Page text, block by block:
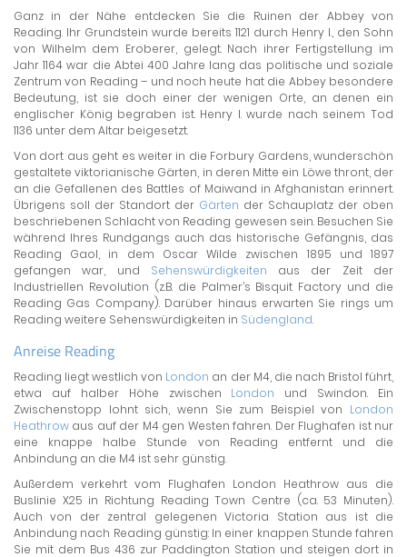
Ganz in der Nähe entdecken Sie die Ruinen der Abbey von
Reading. Ihr Grundstein wurde bereits 1121 durch Henry I., den Sohn
von Wilhelm dem Eroberer, gelegt. Nach ihrer Fertigstellung im
Jahr 1164 war die Abtei 400 Jahre lang das politische und soziale
Zentrum von Reading – und noch heute hat die Abbey besondere
Bedeutung, ist sie doch einer der wenigen Orte, an denen ein
englischer König begraben ist. Henry I. wurde nach seinem Tod
1136 unter dem Altar beigesetzt.
Von dort aus geht es weiter in die Forbury Gardens, wunderschön
gestaltete viktorianische Gärten, in deren Mitte ein Löwe thront, der
an die Gefallenen des Battles of Maiwand in Afghanistan erinnert.
Übrigens soll der Standort der Gärten der Schauplatz der oben
beschriebenen Schlacht von Reading gewesen sein. Besuchen Sie
während Ihres Rundgangs auch das historische Gefängnis, das
Reading Gaol, in dem Oscar Wilde zwischen 1895 und 1897
gefangen war, und Sehenswürdigkeiten aus der Zeit der
Industriellen Revolution (z.B. die Palmer’s Bisquit Factory und die
Reading Gas Company). Darüber hinaus erwarten Sie rings um
Reading weitere Sehenswürdigkeiten in Südengland.
Anreise Reading
Reading liegt westlich von London an der M4, die nach Bristol führt,
etwa auf halber Höhe zwischen London und Swindon. Ein
Zwischenstopp lohnt sich, wenn Sie zum Beispiel von London
Heathrow aus auf der M4 gen Westen fahren. Der Flughafen ist nur
eine knappe halbe Stunde von Reading entfernt und die
Anbindung an die M4 ist sehr günstig.
Außerdem verkehrt vom Flughafen London Heathrow aus die
Buslinie X25 in Richtung Reading Town Centre (ca. 53 Minuten).
Auch von der zentral gelegenen Victoria Station aus ist die
Anbindung nach Reading günstig: In einer knappen Stunde fahren
Sie mit dem Bus 436 zur Paddington Station und steigen dort in